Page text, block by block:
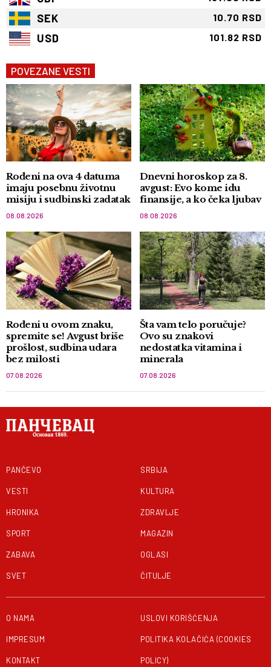
SEK 10.70 RSD
USD 101.82 RSD
POVEZANE VESTI
Rođeni na ova 4 datuma
imaju posebnu životnu
misiju i sudbinski zadatak
08.08.2026
Dnevni horoskop za 8.
avgust: Evo kome idu
finansije, a ko čeka ljubav
08.08.2026
Rođeni u ovom znaku,
spremite se! Avgust briše
prošlost, sudbina udara
bez milosti
07.08.2026
Šta vam telo poručuje?
Ovo su znakovi
nedostatka vitamina i
minerala
07.08.2026
PANČEVO
VESTI
HRONIKA
SPORT
ZABAVA
SVET
SRBIJA
KULTURA
ZDRAVLJE
MAGAZIN
OGLASI
ČITULJE
O NAMA
IMPRESUM
KONTAKT
USLOVI KORIŠĆENJA
POLITIKA KOLAČIĆA (COOKIES
POLICY)